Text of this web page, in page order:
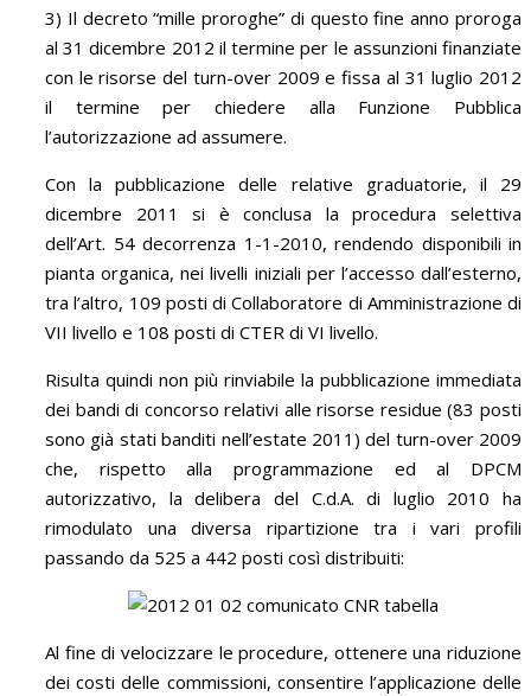
3) Il decreto “mille proroghe” di questo fine anno proroga
al 31 dicembre 2012 il termine per le assunzioni finanziate
con le risorse del turn-over 2009 e fissa al 31 luglio 2012
il termine per chiedere alla Funzione Pubblica
l’autorizzazione ad assumere.
Con la pubblicazione delle relative graduatorie, il 29
dicembre 2011 si è conclusa la procedura selettiva
dell’Art. 54 decorrenza 1-1-2010, rendendo disponibili in
pianta organica, nei livelli iniziali per l’accesso dall’esterno,
tra l’altro, 109 posti di Collaboratore di Amministrazione di
VII livello e 108 posti di CTER di VI livello.
Risulta quindi non più rinviabile la pubblicazione immediata
dei bandi di concorso relativi alle risorse residue (83 posti
sono già stati banditi nell’estate 2011) del turn-over 2009
che, rispetto alla programmazione ed al DPCM
autorizzativo, la delibera del C.d.A. di luglio 2010 ha
rimodulato una diversa ripartizione tra i vari profili
passando da 525 a 442 posti così distribuiti:
Al fine di velocizzare le procedure, ottenere una riduzione
dei costi delle commissioni, consentire l’applicazione delle